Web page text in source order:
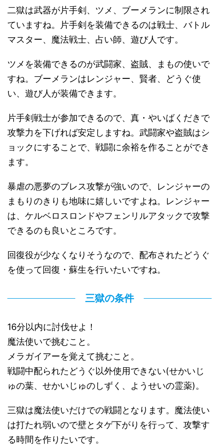
二獄は武器が片手剣、ツメ、ブーメランに制限され
ていますね。片手剣を装備できるのは戦士、バトル
マスター、魔法戦士、占い師、遊び人です。
ツメを装備できるのが武闘家、盗賊、まもの使いで
すね。ブーメランはレンジャー、賢者、どうぐ使
い、遊び人が装備できます。
片手剣戦士が参加できるので、真・やいばくだきで
攻撃力を下げれば安定しますね。武闘家や盗賊はシ
ョックにすることで、戦闘に余裕を作ることができ
ます。
暴虐の悪夢のブレス攻撃が強いので、レンジャーの
まもりのきりも地味に嬉しいですよね。レンジャー
は、ケルベロスロンドやフェンリルアタックで攻撃
できるのも良いところです。
回復役が少なくなりそうなので、配布されたどうぐ
を使って回復・蘇生を行いたいですね。
三獄の条件
16分以内に討伐せよ！
魔法使いで挑むこと。
メラガイアーを覚えて挑むこと。
戦闘中配られたどうぐ以外使用できない(せかいじ
ゅの葉、せかいじゅのしずく、ようせいの霊薬)。
三獄は魔法使いだけでの戦闘となります。魔法使い
は打たれ弱いので壁とタゲ下がりを行って、攻撃す
る時間を作りたいです。